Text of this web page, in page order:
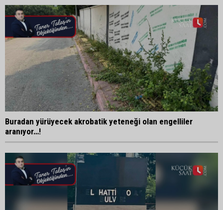
Buradan yürüyecek akrobatik yeteneği olan engelliler
aranıyor…!